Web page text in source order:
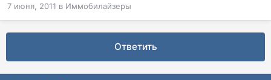
7 июня, 2011 в Иммобилайзеры
Ответить